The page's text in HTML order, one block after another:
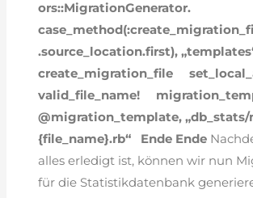
ors::MigrationGenerator.
.source_location.first),
create_migration_file
valid_file_name!
@migration_template,
{file_name}.rb“
Ende Ende
alles erledigt ist, können wir nun
für die Statistikdatenbank